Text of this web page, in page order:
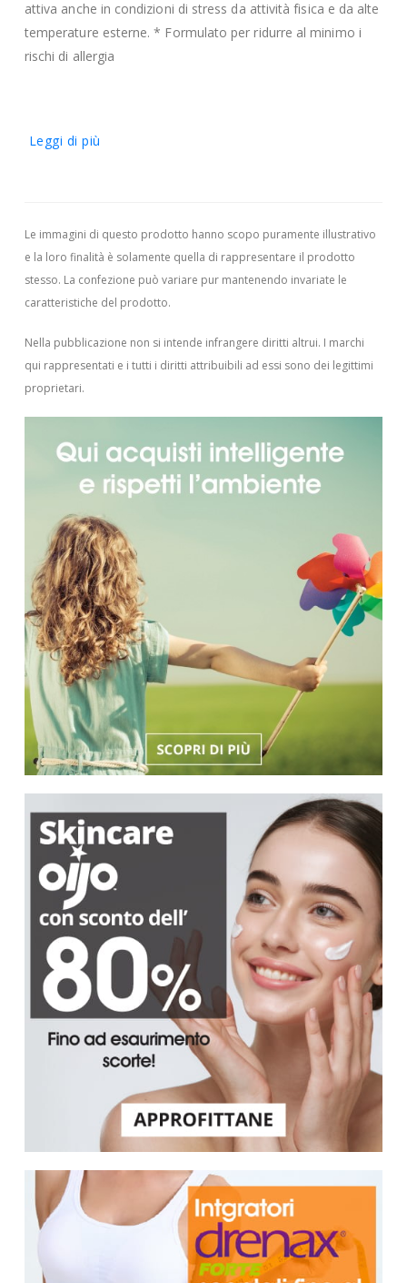
attiva anche in condizioni di stress da attività fisica e da alte
temperature esterne. * Formulato per ridurre al minimo i
rischi di allergia
Leggi di più
Le immagini di questo prodotto hanno scopo puramente illustrativo
e la loro finalità è solamente quella di rappresentare il prodotto
stesso. La confezione può variare pur mantenendo invariate le
caratteristiche del prodotto.
Nella pubblicazione non si intende infrangere diritti altrui. I marchi
qui rappresentati e i tutti i diritti attribuibili ad essi sono dei legittimi
proprietari.